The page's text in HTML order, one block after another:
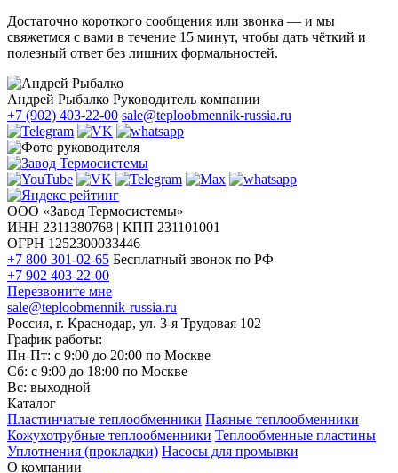
Достаточно короткого сообщения или звонка — и мы
свяжетмся с вами в течение 15 минут, чтобы дать чёткий и
полезный ответ без лишних формальностей.
Андрей Рыбалко Руководитель компании
+7 (902) 403-22-00 sale@teploobmennik-russia.ru
ООО «Завод Термосистемы»
ИНН 2311380768 | КПП 231101001
ОГРН 1252300033446
+7 800 301-02-65 Бесплатный звонок по РФ
+7 902 403-22-00
Перезвоните мне
sale@teploobmennik-russia.ru
Россия, г. Краснодар, ул. 3-я Трудовая 102
График работы:
Пн-Пт: с 9:00 до 20:00 по Москве
Сб: с 9:00 до 18:00 по Москве
Вс: выходной
Каталог
Пластинчатые теплообменники Паяные теплообменники
Кожухотрубные теплообменники Теплообменные пластины
Уплотнения (прокладки) Насосы для промывки
О компании